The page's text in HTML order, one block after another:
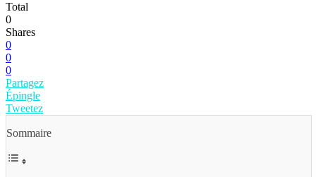
Total
0
Shares
0
0
0
Partagez
Épingle
Tweetez
Sommaire